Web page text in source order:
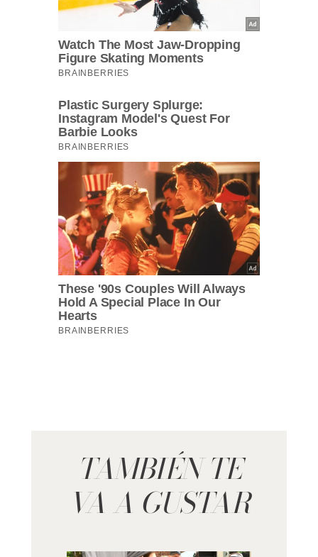
TAMBIÉN TE
VA A GUSTAR